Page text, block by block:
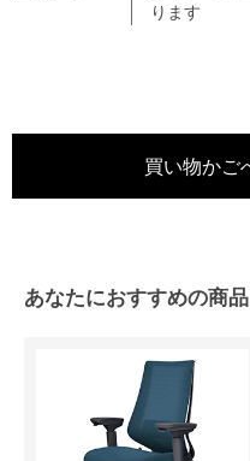
ります
あなたにおすすめの商品